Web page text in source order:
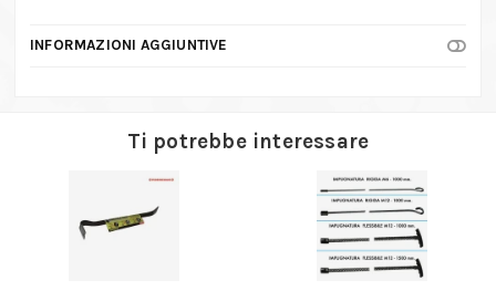
INFORMAZIONI AGGIUNTIVE
Ti potrebbe interessare